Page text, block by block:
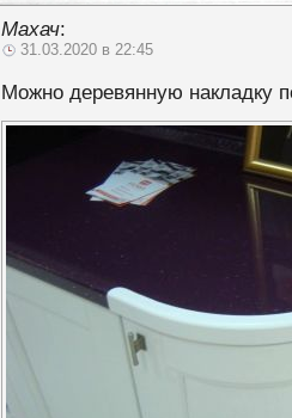
Махач:
31.03.2020 в 22:45
Можно деревянную накладку